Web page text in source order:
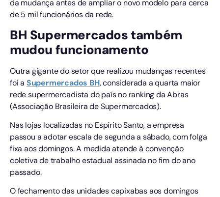
da mudança antes de ampliar o novo modelo para cerca
de 5 mil funcionários da rede.
BH Supermercados também
mudou funcionamento
Outra gigante do setor que realizou mudanças recentes
foi a Supermercados BH, considerada a quarta maior
rede supermercadista do país no ranking da Abras
(Associação Brasileira de Supermercados).
Nas lojas localizadas no Espírito Santo, a empresa
passou a adotar escala de segunda a sábado, com folga
fixa aos domingos. A medida atende à convenção
coletiva de trabalho estadual assinada no fim do ano
passado.
O fechamento das unidades capixabas aos domingos